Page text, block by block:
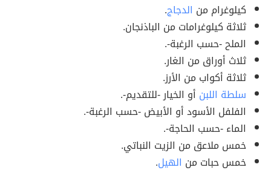
كيلوغرام من الدجاج.
ثلاثة كيلوغرامات من الباذنجان.
الملح -حسب الرغبة-.
ثلاث أوراق من الغار.
ثلاثة أكواب من الأرز.
سلطة اللبن أو الخيار -للتقديم-.
الفلفل الأسود أو الأبيض -حسب الرغبة-.
الماء -حسب الحاجة-.
خمس ملاعق من الزيت النباتي.
خمس حبات من الهيل.